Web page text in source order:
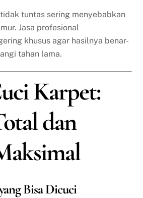
tuntas sering menyebabkan
Jasa profesional
khusus agar hasilnya benar-
tahan lama.
Karpet:
dan
Bisa Dicuci